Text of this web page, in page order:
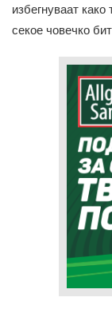
избегнуваат
секое човечко